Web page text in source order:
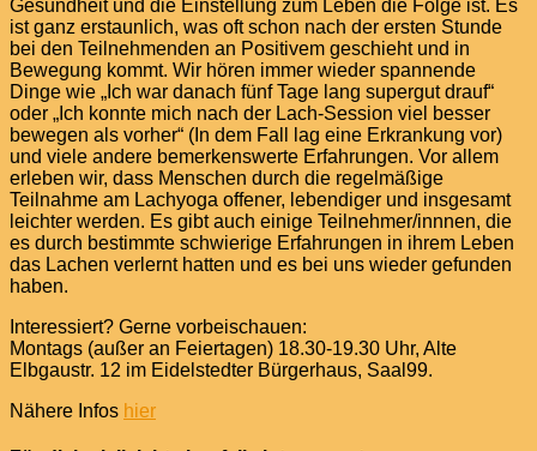
Gesundheit und die Einstellung zum Leben die Folge ist. Es
ist ganz erstaunlich, was oft schon nach der ersten Stunde
bei den Teilnehmenden an Positivem geschieht und in
Bewegung kommt. Wir hören immer wieder spannende
Dinge wie „Ich war danach fünf Tage lang supergut drauf“
oder „Ich konnte mich nach der Lach-Session viel besser
bewegen als vorher“ (In dem Fall lag eine Erkrankung vor)
und viele andere bemerkenswerte Erfahrungen. Vor allem
erleben wir, dass Menschen durch die regelmäßige
Teilnahme am Lachyoga offener, lebendiger und insgesamt
leichter werden. Es gibt auch einige Teilnehmer/innnen, die
es durch bestimmte schwierige Erfahrungen in ihrem Leben
das Lachen verlernt hatten und es bei uns wieder gefunden
haben.
Interessiert? Gerne vorbeischauen:
Montags (außer an Feiertagen) 18.30-19.30 Uhr, Alte
Elbgaustr. 12 im Eidelstedter Bürgerhaus, Saal99.
Nähere Infos hier